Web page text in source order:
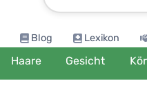
Blog Lexikon
Haare Gesicht